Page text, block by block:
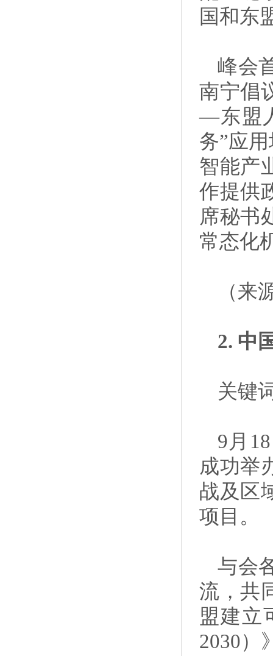
国和东
峰会
南宁倡
—东盟
务”应
智能产
作提供
席秘书
常态化
（来
2. 中
关键
9月
成功举
战及区
项目。
与会
流，共
盟建立
2030）